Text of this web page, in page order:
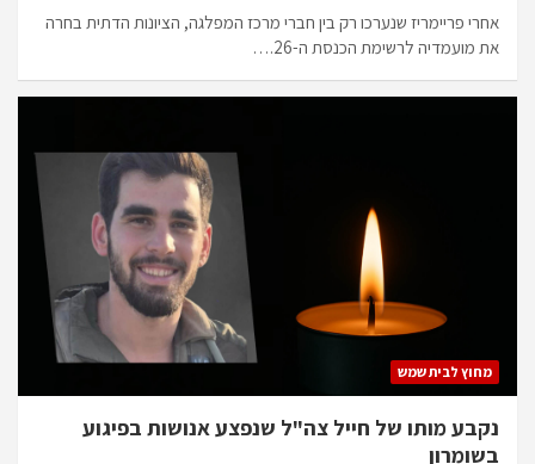
אחרי פריימריז שנערכו רק בין חברי מרכז המפלגה, הציונות הדתית בחרה
את מועמדיה לרשימת הכנסת ה-26.…
מחוץ לבית שמש
נקבע מותו של חייל צה"ל שנפצע אנושות בפיגוע
בשומרון